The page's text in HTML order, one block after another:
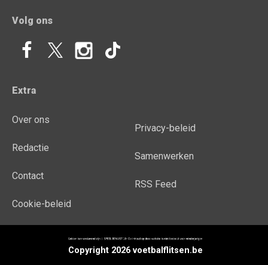
Volg ons
Extra
Over ons
Redactie
Contact
Cookie-beleid
Privacy-beleid
Samenwerken
RSS Feed
Copyright 2026 voetbalflitsen.be